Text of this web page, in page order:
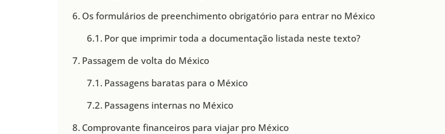
Os formulários de preenchimento obrigatório para entrar no México
Por que imprimir toda a documentação listada neste texto?
Passagem de volta do México
Passagens baratas para o México
Passagens internas no México
Comprovante financeiros para viajar pro México